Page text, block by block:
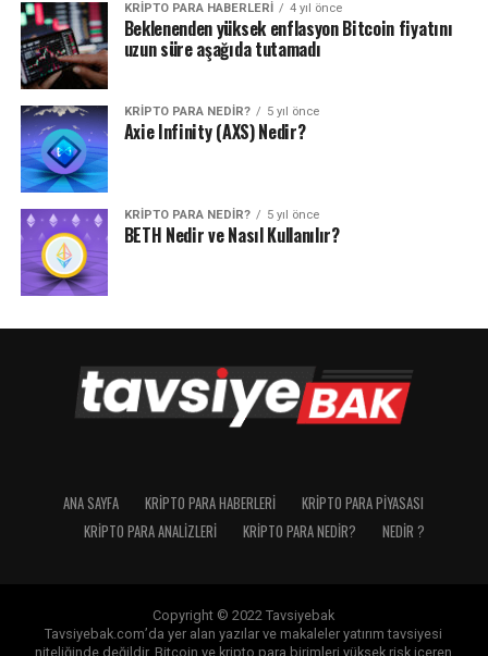
KRIPTO PARA HABERLERI 4 yıl önce
Beklenenden yüksek enflasyon Bitcoin fiyatını
uzun süre aşağıda tutamadı
KRIPTO PARA NEDIR? 5 yıl önce
Axie Infinity (AXS) Nedir?
KRIPTO PARA NEDIR? 5 yıl önce
BETH Nedir ve Nasıl Kullanılır?
ANA SAYFA KRIPTO PARA HABERLERI
KRIPTO PARA PIYASASI
KRIPTO PARA ANALIZLERI
KRIPTO PARA NEDIR? NEDIR ?
Copyright © 2022 Tavsiyebak
Tavsiyebak.com’da yer alan yazılar ve makaleler yatırım tavsiyesi
niteliğinde değildir. Bitcoin ve kripto para birimleri yüksek risk içeren